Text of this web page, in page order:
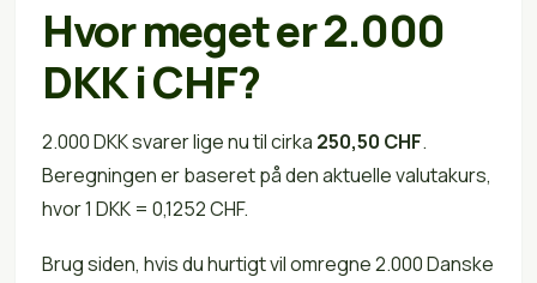
Hvor meget er 2.000
DKK i CHF?
2.000 DKK svarer lige nu til cirka 250,50 CHF.
Beregningen er baseret på den aktuelle valutakurs,
hvor 1 DKK = 0,1252 CHF.
Brug siden, hvis du hurtigt vil omregne 2.000 Danske